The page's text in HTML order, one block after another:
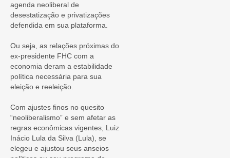
agenda neoliberal de
desestatização e privatizações
defendida em sua plataforma.
Ou seja, as relações próximas do
ex-presidente FHC com a
economia deram a estabilidade
política necessária para sua
eleição e reeleição.
Com ajustes finos no quesito
“neoliberalismo” e sem afetar as
regras econômicas vigentes, Luiz
Inácio Lula da Silva (Lula), se
elegeu e ajustou seus anseios